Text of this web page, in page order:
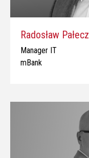
Radosław Pałecz
Manager IT
mBank